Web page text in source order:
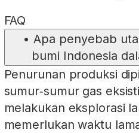
FAQ
• Apa penyebab
bumi Indonesia
Penurunan produksi
sumur‑sumur gas
melakukan eksplorasi
memerlukan waktu